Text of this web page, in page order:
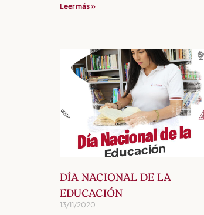
Leer más »
DÍA NACIONAL DE LA
EDUCACIÓN
13/11/2020